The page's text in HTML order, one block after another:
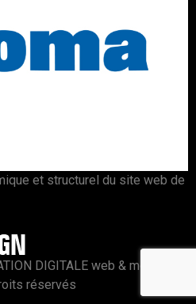
et structurel du site web de
DIGITALE web & mobile
réservés